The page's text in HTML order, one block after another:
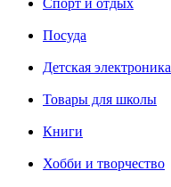
Спорт и отдых
Посуда
Детская электроника
Товары для школы
Книги
Хобби и творчество